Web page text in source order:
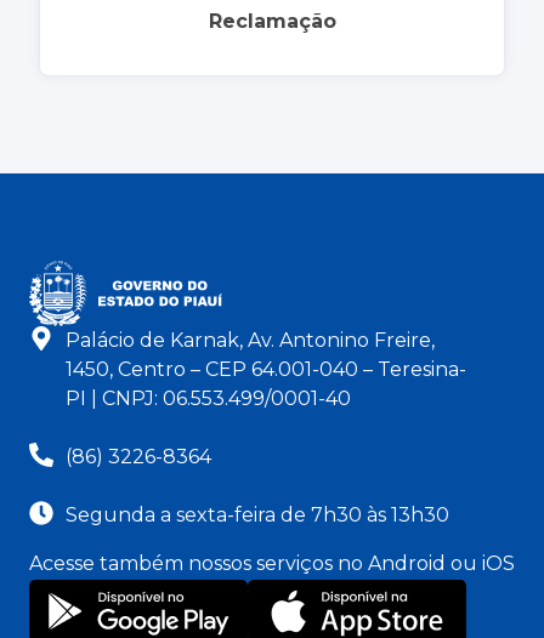
Reclamação
Palácio de Karnak, Av. Antonino Freire,
1450, Centro – CEP 64.001-040 – Teresina-
PI | CNPJ: 06.553.499/0001-40
(86) 3226-8364
Segunda a sexta-feira de 7h30 às 13h30
Acesse também nossos serviços no Android ou iOS